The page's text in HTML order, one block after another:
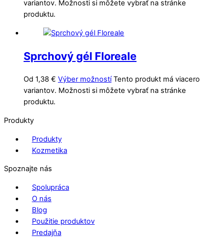
variantov. Možnosti si môžete vybrať na stránke
produktu.
Sprchový gél Floreale
Od 1,38 € Výber možností Tento produkt má viacero
variantov. Možnosti si môžete vybrať na stránke
produktu.
Produkty
Produkty
Kozmetika
Spoznajte nás
Spolupráca
O nás
Blog
Použitie produktov
Predajňa